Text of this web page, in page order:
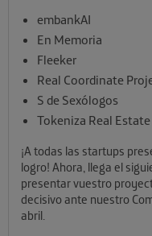
embankAI
En Memoria
Fleeker
Real Coordinate
S de Sexólogos
Tokeniza Real Estate
¡A todas las startups
logro! Ahora, llega el
presentar vuestro
decisivo ante nuestro
abril.